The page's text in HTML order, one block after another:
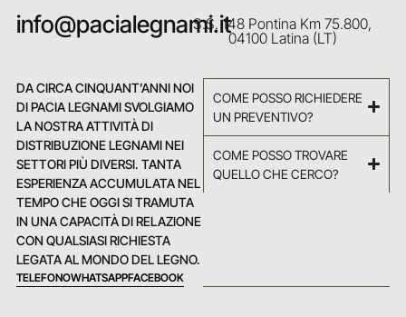
info@pacialegnami.itS.S. 148 Pontina Km 75.800,
04100 Latina (LT)
DA CIRCA CINQUANT’ANNI NOI
DI PACIA LEGNAMI SVOLGIAMO
LA NOSTRA ATTIVITÀ DI
DISTRIBUZIONE LEGNAMI NEI
SETTORI PIÙ DIVERSI. TANTA
ESPERIENZA ACCUMULATA NEL
TEMPO CHE OGGI SI TRAMUTA
IN UNA CAPACITÀ DI RELAZIONE
CON QUALSIASI RICHIESTA
LEGATA AL MONDO DEL LEGNO.
TELEFONOWHATSAPPFACEBOOK
COME POSSO RICHIEDERE
UN PREVENTIVO?
COME POSSO TROVARE
QUELLO CHE CERCO?